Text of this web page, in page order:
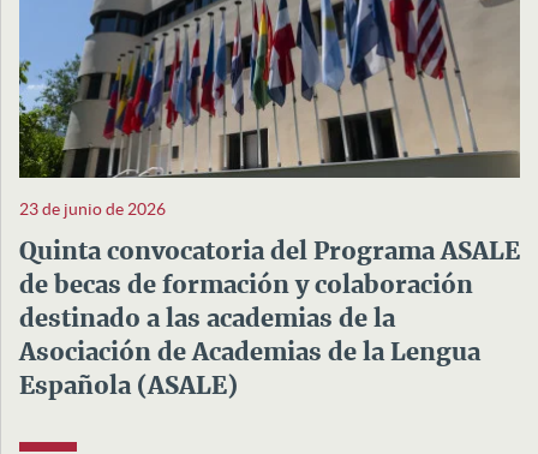
23 de junio de 2026
Quinta convocatoria del Programa ASALE
de becas de formación y colaboración
destinado a las academias de la
Asociación de Academias de la Lengua
Española (ASALE)